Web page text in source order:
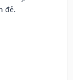
đẻ.